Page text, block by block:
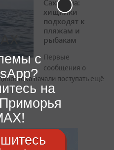
Сахалина:
хищники
подходят к
пляжам и
рыбакам
Первые
сообщения о
начали поступать ещё
с
на